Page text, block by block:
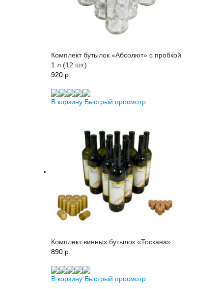
Комплект бутылок «Абсолют» с пробкой
1 л (12 шт.)
920 p.
В корзину Быстрый просмотр
Комплект винных бутылок «Тоскана»
890 p.
В корзину Быстрый просмотр